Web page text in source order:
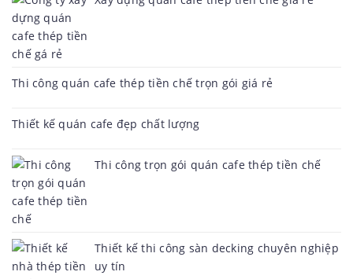
Thi công quán cafe thép tiền chế trọn gói giá rẻ
Thiết kế quán cafe đẹp chất lượng
Thi công trọn gói quán cafe thép tiền chế
Thiết kế thi công sàn decking chuyên nghiệp
uy tín